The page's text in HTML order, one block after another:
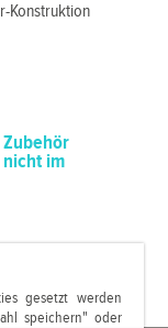
gesetzt werden
speichern" oder
Konstruktion
im